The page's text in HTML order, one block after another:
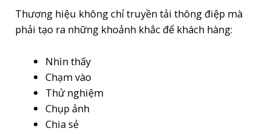
Thương hiệu không chỉ truyền tải thông điệp mà
phải tạo ra những khoảnh khắc để khách hàng:
Nhìn thấy
Chạm vào
Thử nghiệm
Chụp ảnh
Chia sẻ